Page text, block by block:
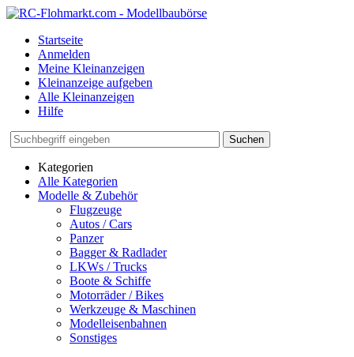
Startseite
Anmelden
Meine Kleinanzeigen
Kleinanzeige aufgeben
Alle Kleinanzeigen
Hilfe
Suchen
Kategorien
Alle Kategorien
Modelle & Zubehör
Flugzeuge
Autos / Cars
Panzer
Bagger & Radlader
LKWs / Trucks
Boote & Schiffe
Motorräder / Bikes
Werkzeuge & Maschinen
Modelleisenbahnen
Sonstiges